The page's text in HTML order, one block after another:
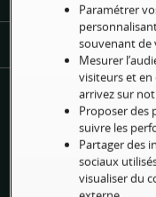
La Banque Privée
Informations
Chartes &
Paramétrer
souvenant de
Mesurer
visiteurs et
arrivez sur
Proposer des
suivre les
Partager des
sociaux
visualiser du